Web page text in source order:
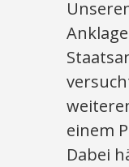
einem
Dabei